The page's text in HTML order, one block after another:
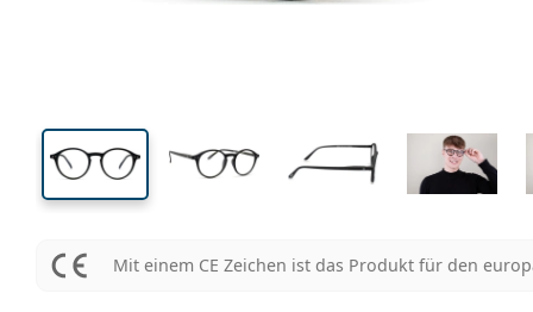
Mit einem CE Zeichen ist das Produkt für den